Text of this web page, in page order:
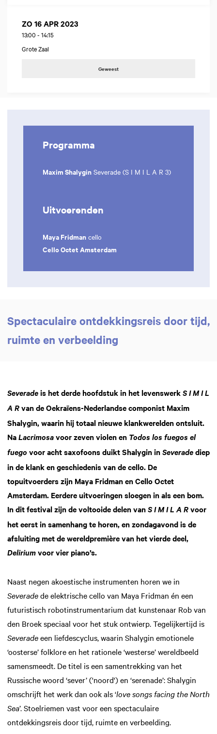
ZO 16 APR 2023
13:00 - 14:15
Grote Zaal
Geweest
Programma
Maxim Shalygin Severade (S I M I L A R 3)
Uitvoerenden
Maya Fridman cello
Cello Octet Amsterdam
Spectaculaire ontdekkingsreis door tijd,
ruimte en verbeelding
Severade is het derde hoofdstuk in het levenswerk S I M I L
A R van de Oekraïens-Nederlandse componist Maxim
Shalygin, waarin hij totaal nieuwe klankwerelden ontsluit.
Na Lacrimosa voor zeven violen en Todos los fuegos el
fuego voor acht saxofoons duikt Shalygin in Severade diep
in de klank en geschiedenis van de cello. De
topuitvoerders zijn Maya Fridman en Cello Octet
Amsterdam. Eerdere uitvoeringen sloegen in als een bom.
In dit festival zijn de voltooide delen van S I M I L A R voor
het eerst in samenhang te horen, en zondagavond is de
afsluiting met de wereldpremière van het vierde deel,
Delirium voor vier piano’s.
Naast negen akoestische instrumenten horen we in
Severadede elektrische cello van Maya Fridman én een
futuristisch robotinstrumentarium dat kunstenaar Rob van
den Broek speciaal voor het stuk ontwierp. Tegelijkertijd is
Severadeeen liefdescyclus, waarin Shalygin emotionele
‘oosterse’ folklore en het rationele ‘westerse’ wereldbeeld
samensmeedt. De titel is een samentrekking van het
Russische woord ‘sever’ ('noord') en ‘serenade’: Shalygin
omschrijft het werk dan ook als ‘love songs facing the North
Sea’. Stoelriemen vast voor een spectaculaire
ontdekkingsreis door tijd, ruimte en verbeelding.